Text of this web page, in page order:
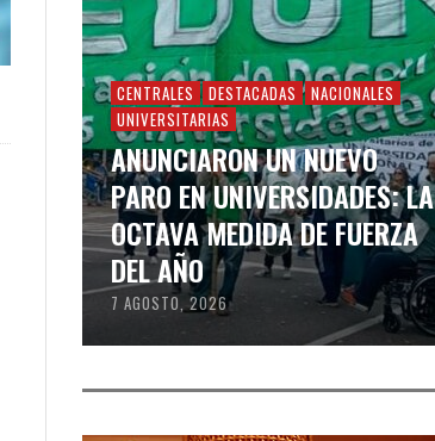
CENTRALES DESTACADAS
NACIONALES
UNIVERSITARIAS
ANUNCIARON UN NUEVO
PARO EN UNIVERSIDADES: LA
OCTAVA MEDIDA DE FUERZA
DEL AÑO
7 AGOSTO, 2026